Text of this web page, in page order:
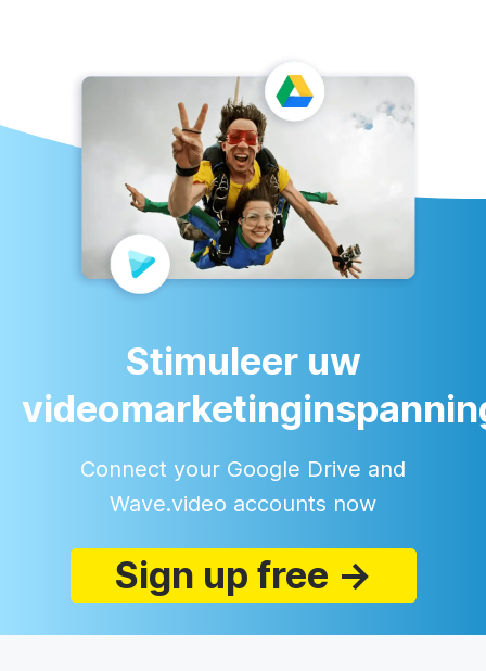
Stimuleer uw
Connect your Google Drive and
Wave.video accounts now
Sign up free →